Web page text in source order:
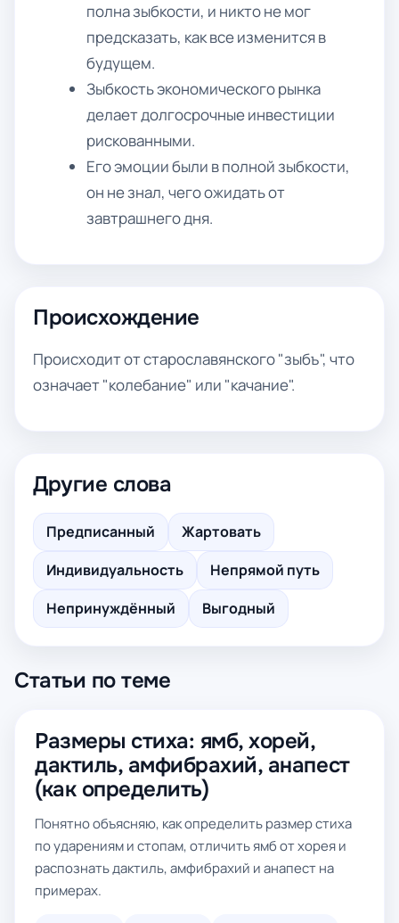
полна зыбкости, и никто не мог
предсказать, как все изменится в
будущем.
Зыбкость экономического рынка
делает долгосрочные инвестиции
рискованными.
Его эмоции были в полной зыбкости,
он не знал, чего ожидать от
завтрашнего дня.
Происхождение
Происходит от старославянского "зыбъ", что
означает "колебание" или "качание".
Другие слова
Предписанный
Жартовать
Индивидуальность
Непрямой путь
Непринуждённый
Выгодный
Статьи по теме
Размеры стиха: ямб, хорей,
дактиль, амфибрахий, анапест
(как определить)
Понятно объясняю, как определить размер стиха
по ударениям и стопам, отличить ямб от хорея и
распознать дактиль, амфибрахий и анапест на
примерах.